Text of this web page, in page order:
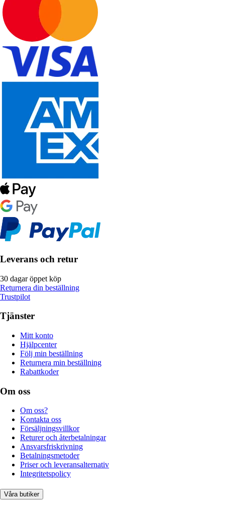
Leverans och retur
30 dagar öppet köp
Returnera din beställning
Trustpilot
Tjänster
Mitt konto
Hjälpcenter
Följ min beställning
Returnera min beställning
Rabattkoder
Om oss
Om oss?
Kontakta oss
Försäljningsvillkor
Returer och återbetalningar
Ansvarsfriskrivning
Betalningsmetoder
Priser och leveransalternativ
Integritetspolicy
Våra butiker